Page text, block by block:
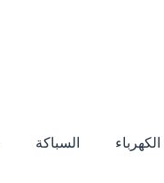
الكهرباء السباكة